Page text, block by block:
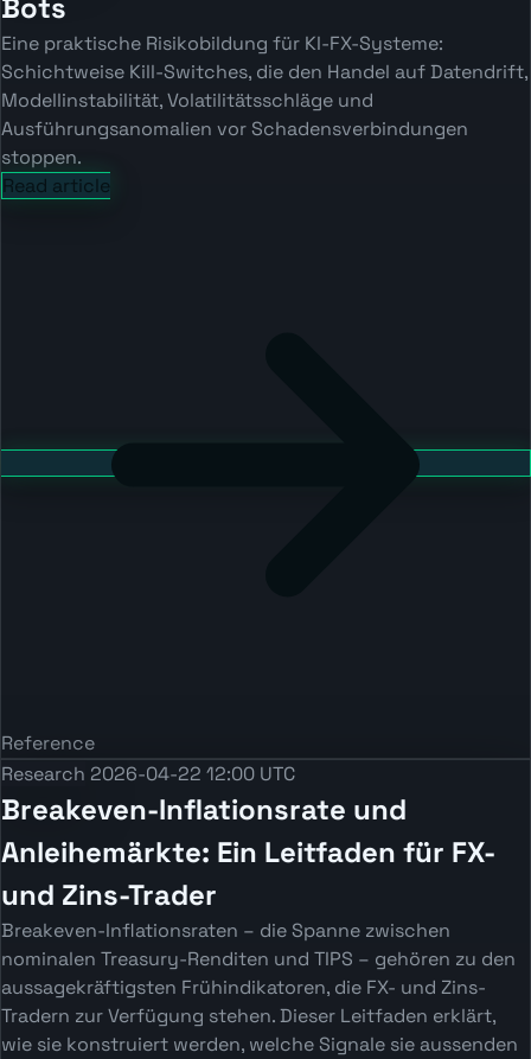
Bots
Eine praktische Risikobildung für KI-FX-Systeme:
Schichtweise Kill-Switches, die den Handel auf Datendrift,
Modellinstabilität, Volatilitätsschläge und
Ausführungsanomalien vor Schadensverbindungen
stoppen.
Read article
Reference
Research 2026-04-22 12:00 UTC
Breakeven-Inflationsrate und
Anleihemärkte: Ein Leitfaden für FX-
und Zins-Trader
Breakeven-Inflationsraten – die Spanne zwischen
nominalen Treasury-Renditen und TIPS – gehören zu den
aussagekräftigsten Frühindikatoren, die FX- und Zins-
Tradern zur Verfügung stehen. Dieser Leitfaden erklärt,
wie sie konstruiert werden, welche Signale sie aussenden